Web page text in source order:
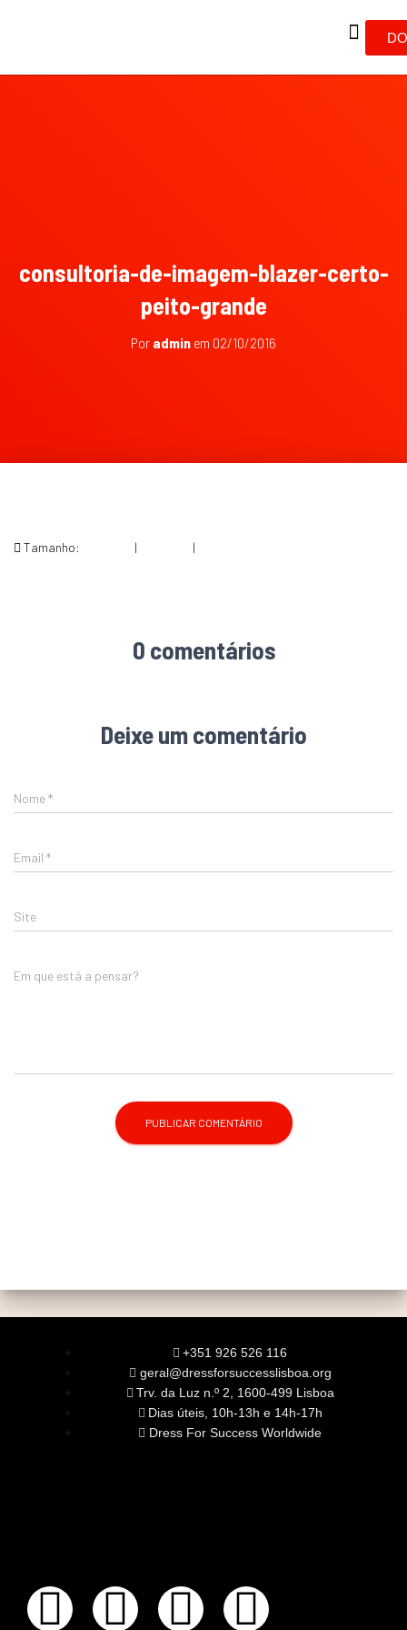
consultoria-de-imagem-blazer-certo-
peito-grande
Por admin em 02/10/2016
Tamanho: | |
0 comentários
Deixe um comentário
Nome*
Email *
Site
Em que está a pensar?
+351 926 526 116
geral@dressforsuccesslisboa.org
Trv. da Luz n.º 2, 1600-499 Lisboa
Dias úteis, 10h-13h e 14h-17h
Dress For Success Worldwide